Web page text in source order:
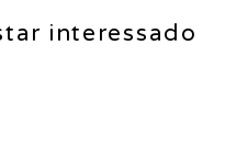
interessado